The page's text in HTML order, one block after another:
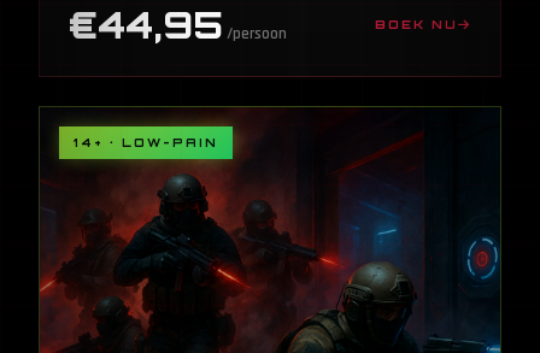
€44,95 /persoon BOEK NU
14+ · LOW-PAIN